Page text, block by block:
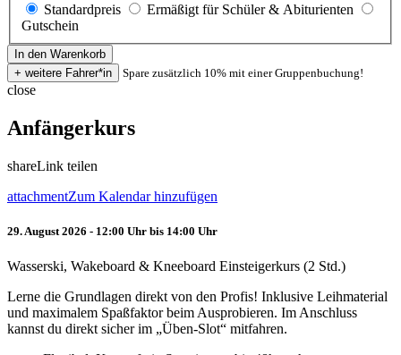
Standardpreis
Ermäßigt für Schüler & Abiturienten
Gutschein
Spare zusätzlich 10% mit einer Gruppenbuchung!
close
Anfängerkurs
shareLink teilen
attachmentZum Kalendar hinzufügen
29. August 2026 - 12:00 Uhr bis 14:00 Uhr
Wasserski, Wakeboard & Kneeboard Einsteigerkurs (2 Std.)
Lerne die Grundlagen direkt von den Profis! Inklusive Leihmaterial
und maximalem Spaßfaktor beim Ausprobieren. Im Anschluss
kannst du direkt sicher im „Üben-Slot“ mitfahren.